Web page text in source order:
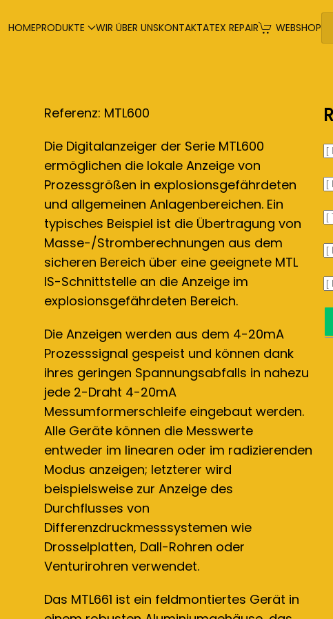
HOMEPRODUKTE WIR ÜBER UNSKONTAKTATEX REPAIR WEBSHOP
Referenz: MTL600
Die Digitalanzeiger der Serie MTL600
ermöglichen die lokale Anzeige von
Prozessgrößen in explosionsgefährdeten
und allgemeinen Anlagenbereichen. Ein
typisches Beispiel ist die Übertragung von
Masse-/Stromberechnungen aus dem
sicheren Bereich über eine geeignete MTL
IS-Schnittstelle an die Anzeige im
explosionsgefährdeten Bereich.
Die Anzeigen werden aus dem 4-20mA
Prozesssignal gespeist und können dank
ihres geringen Spannungsabfalls in nahezu
jede 2-Draht 4-20mA
Messumformerschleife eingebaut werden.
Alle Geräte können die Messwerte
entweder im linearen oder im radizierenden
Modus anzeigen; letzterer wird
beispielsweise zur Anzeige des
Durchflusses von
Differenzdruckmesssystemen wie
Drosselplatten, Dall-Rohren oder
Venturirohren verwendet.
Das MTL661 ist ein feldmontiertes Gerät in